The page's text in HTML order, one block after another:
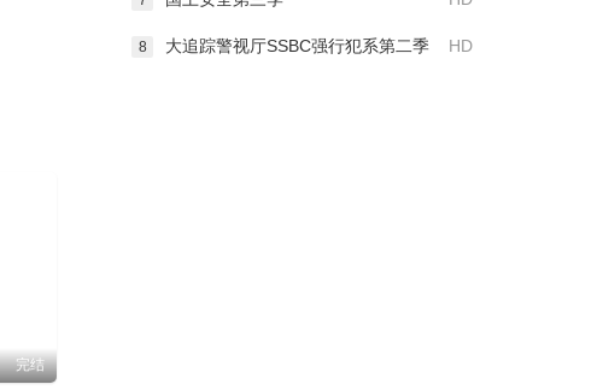
完结
HD
8 大追踪警视厅SSBC强行犯系第二季